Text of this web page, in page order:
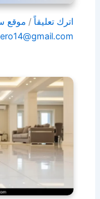
اترك تعليقاً / موقع